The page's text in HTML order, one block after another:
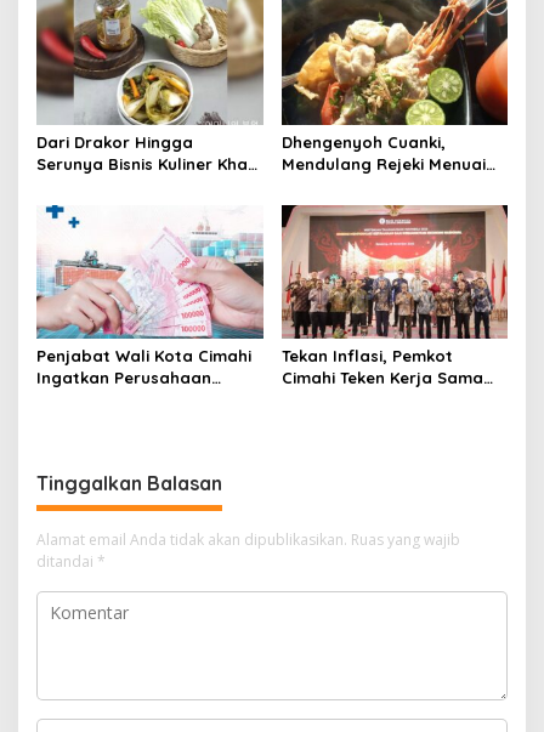
Dari Drakor Hingga
Serunya Bisnis Kuliner Khas
Dhengenyoh Cuanki,
Mendulang Rejeki Menuai
Penjabat Wali Kota Cimahi
Ingatkan Perusahaan
Tekan Inflasi, Pemkot
Cimahi Teken Kerja Sama
Tinggalkan Balasan
Alamat email Anda tidak akan dipublikasikan. Ruas yang wajib
ditandai *